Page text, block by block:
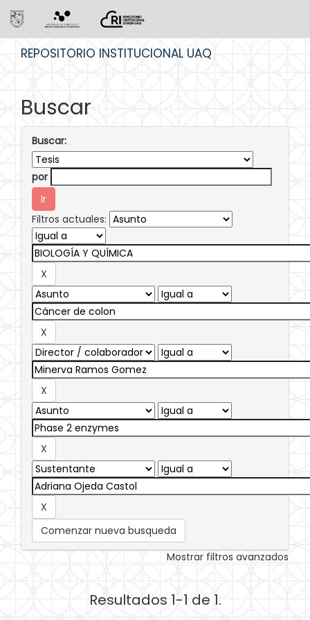
REPOSITORIO INSTITUCIONAL UAQ
Buscar
Buscar:
por
Filtros actuales:
Comenzar nueva busqueda
Mostrar filtros avanzados
Resultados 1-1 de 1.